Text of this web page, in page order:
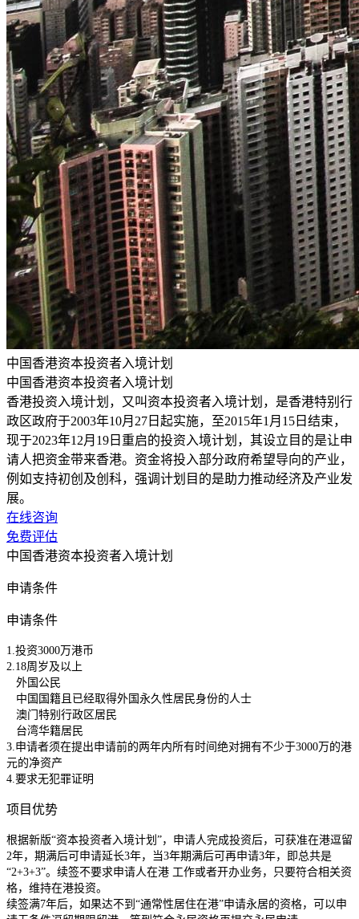
中国香港资本投资者入境计划
中国香港资本投资者入境计划
香港投资入境计划，又叫资本投资者入境计划，是香港特别行
政区政府于2003年10月27日起实施，至2015年1月15日结束，
现于2023年12月19日重启的投资入境计划，其设立目的是让申
请人把资金带来香港。资金将投入部分政府希望导向的产业，
例如支持初创及创科，强调计划目的是助力推动经济及产业发
展。
在线咨询
免费评估
中国香港资本投资者入境计划
申请条件
申请条件
1.投资3000万港币
2.18周岁及以上
外国公民
中国国籍且已经取得外国永久性居民身份的人士
澳门特别行政区居民
台湾华籍居民
3.申请者须在提出申请前的两年内所有时间绝对拥有不少于3000万的港
元的净资产
4.要求无犯罪证明
项目优势
根据新版“资本投资者入境计划”，申请人完成投资后，可获准在港逗留
2年，期满后可申请延长3年，当3年期满后可再申请3年，即总共是
“2+3+3”。续签不要求申请人在港 工作或者开办业务，只要符合相关资
格，维持在港投资。
续签满7年后，如果达不到“通常性居住在港”申请永居的资格，可以申